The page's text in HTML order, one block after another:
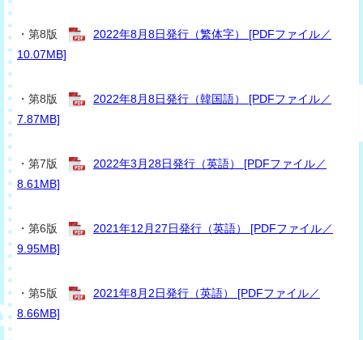
・第8版
2022年8月8日発行（繁体字） [PDFファイル／
10.07MB]
・第8版
2022年8月8日発行（韓国語） [PDFファイル／
7.87MB]
・第7版
2022年3月28日発行（英語） [PDFファイル／
8.61MB]
・第6版
2021年12月27日発行（英語） [PDFファイル／
9.95MB]
・第5版
2021年8月2日発行（英語） [PDFファイル／
8.66MB]